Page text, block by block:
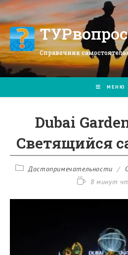
Перейти
к
содержимомуТУРвопрос
Справочник
МЕНЮ
Dubai
Светящийся
РубрикаДостопримечательности /
Время8 минут